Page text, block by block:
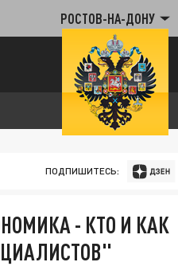
РОСТОВ-НА-ДОНУ
ПОДПИШИТЕСЬ:
- КТО И КАК